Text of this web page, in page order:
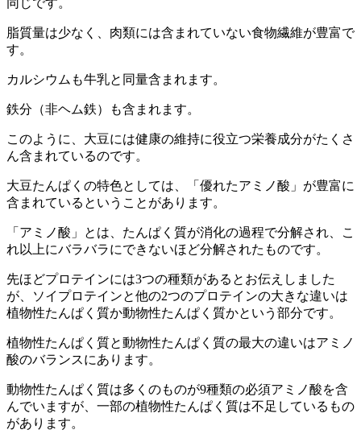
脂質量は少なく、肉類には含まれていない食物繊維が豊富で
す。
カルシウムも牛乳と同量含まれます。
鉄分（非ヘム鉄）も含まれます。
このように、大豆には健康の維持に役立つ栄養成分がたくさ
ん含まれているのです。
大豆たんぱくの特色としては、「優れたアミノ酸」が豊富に
含まれているということがあります。
「アミノ酸」とは、たんぱく質が消化の過程で分解され、こ
れ以上にバラバラにできないほど分解されたものです。
先ほどプロテインには3つの種類があるとお伝えしました
が、ソイプロテインと他の2つのプロテインの大きな違いは
植物性たんぱく質か動物性たんぱく質かという部分です。
植物性たんぱく質と動物性たんぱく質の最大の違いはアミノ
酸のバランスにあります。
動物性たんぱく質は多くのものが9種類の必須アミノ酸を含
んでいますが、一部の植物性たんぱく質は不足しているもの
があります。